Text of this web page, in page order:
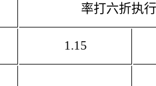
率打六折执行
1.15